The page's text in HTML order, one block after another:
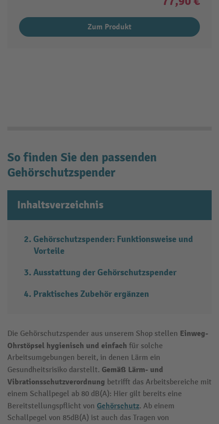
Zum Produkt
So finden Sie den passenden
Gehörschutzspender
Inhaltsverzeichnis
Gehörschutzspender: Funktionsweise und
Vorteile
Ausstattung der Gehörschutzspender
Praktisches Zubehör ergänzen
Die Gehörschutzspender aus unserem Shop stellen Einweg-
Ohrstöpsel hygienisch und einfach für solche
Arbeitsumgebungen bereit, in denen Lärm ein
Gesundheitsrisiko darstellt. Gemäß Lärm- und
Vibrationsschutzverordnung betrifft das Arbeitsbereiche mit
einem Schallpegel ab 80 dB(A): Hier gilt bereits eine
Bereitstellungspflicht von Gehörschutz. Ab einem
Schallpegel von 85dB(A) ist auch das Tragen von